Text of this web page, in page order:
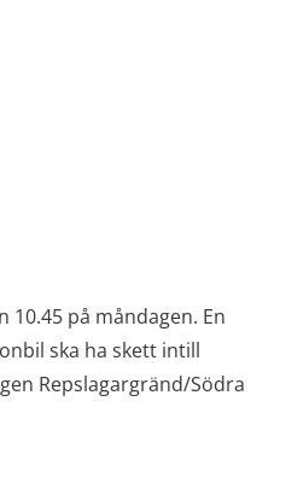
10.45 på måndagen. En
ska ha skett intill
Repslagargränd/Södra